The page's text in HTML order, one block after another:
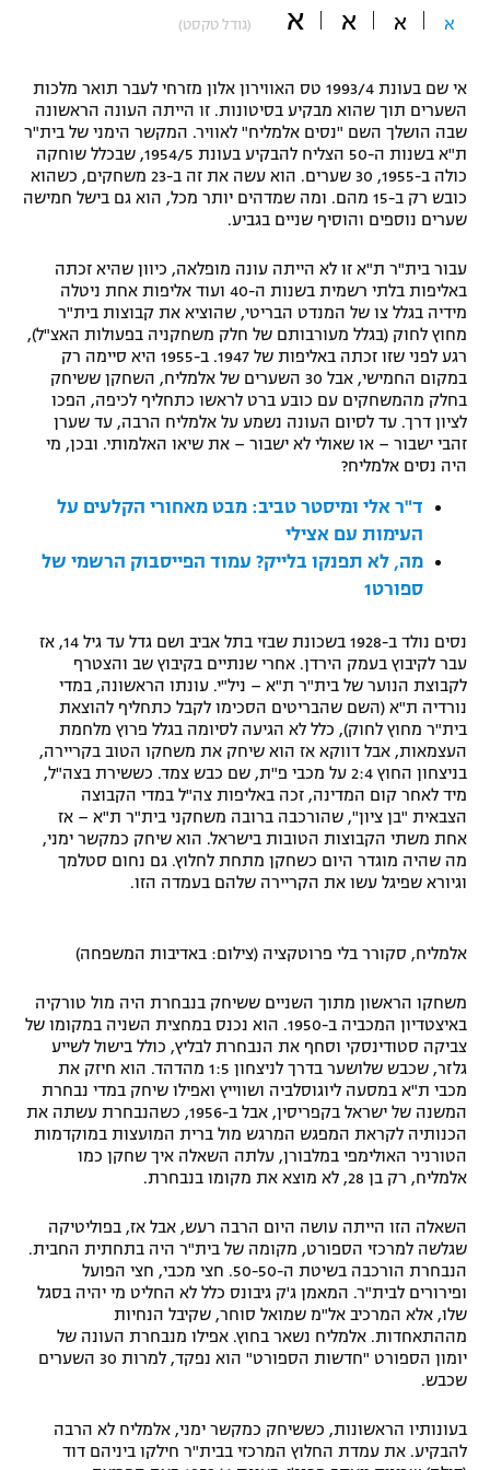
"מחצית בשכונה" – פודקאסט
משתתפים וזוכים בפרסים
תקנון משתתפים וזוכים בפרסים
תקנון עבור פעילות אלקטרה
תקנון עבור פעילות ספורט 1 – "מרלן"
טניס
תנאי שימוש
מדיניות פרטיות
תקנון פעילות ספורט 1
רשיון להקרנה פומבית לבית עסק
הצטרפות לחבילת הערוצים
תגיות
המגזין
ספורט מוטורי
כדורמים
פוטבול אמריקאי NFL
ספורט אתגרי ואקסטרים
אומנויות לחימה
גיימינג E-Sports
א א א א (גודל טקסט)
אי שם בעונת 1993/4 טס האווירון אלון מזרחי לעבר תואר מלכות
השערים תוך שהוא מבקיע בסיטונות. זו הייתה העונה הראשונה
שבה הושלך השם "נסים אלמליח" לאוויר. המקשר הימני של בית"ר
ת"א בשנות ה-50 הצליח להבקיע בעונת 1954/5, שבכלל שוחקה
כולה ב-1955, 30 שערים. הוא עשה את זה ב-23 משחקים, כשהוא
כובש רק ב-15 מהם. ומה שמדהים יותר מכל, הוא גם בישל חמישה
שערים נוספים והוסיף שניים בגביע.
עבור בית"ר ת"א זו לא הייתה עונה מופלאה, כיוון שהיא זכתה
באליפות בלתי רשמית בשנות ה-40 ועוד אליפות אחת ניטלה
מידיה בגלל צו של המנדט הבריטי, שהוציא את קבוצות בית"ר
מחוץ לחוק (בגלל מעורבותם של חלק משחקניה בפעולות האצ"ל),
רגע לפני שזו זכתה באליפות של 1947. ב-1955 היא סיימה רק
במקום החמישי, אבל 30 השערים של אלמליח, השחקן ששיחק
בחלק מהמשחקים עם כובע ברט לראשו כתחליף לכיפה, הפכו
לציון דרך. עד לסיום העונה נשמע על אלמליח הרבה, עד שערן
זהבי ישבור – או שאולי לא ישבור – את שיאו האלמותי. ובכן, מי
היה נסים אלמליח?
ד"ר אלי ומיסטר טביב: מבט מאחורי הקלעים על
העימות עם אצילי
מה, לא תפנקו בלייק? עמוד הפייסבוק הרשמי של
ספורט1
נסים נולד ב-1928 בשכונת שבזי בתל אביב ושם גדל עד גיל 14, אז
עבר לקיבוץ בעמק הירדן. אחרי שנתיים בקיבוץ שב והצטרף
לקבוצת הנוער של בית"ר ת"א – ניל"י. עונתו הראשונה, במדי
נורדיה ת"א (השם שהבריטים הסכימו לקבל כתחליף להוצאת
בית"ר מחוץ לחוק), כלל לא הגיעה לסיומה בגלל פרוץ מלחמת
העצמאות, אבל דווקא אז הוא שיחק את משחקו הטוב בקריירה,
בניצחון החוץ 2:4 על מכבי פ"ת, שם כבש צמד. כששירת בצה"ל,
מיד לאחר קום המדינה, זכה באליפות צה"ל במדי הקבוצה
הצבאית "בן ציון", שהורכבה ברובה משחקני בית"ר ת"א – אז
אחת משתי הקבוצות הטובות בישראל. הוא שיחק כמקשר ימני,
מה שהיה מוגדר היום כשחקן מתחת לחלוץ. גם נחום סטלמך
וגיורא שפיגל עשו את הקריירה שלהם בעמדה הזו.
אלמליח, סקורר בלי פרוטקציה (צילום: באדיבות המשפחה)
משחקו הראשון מתוך השניים ששיחק בנבחרת היה מול טורקיה
באיצטדיון המכביה ב-1950. הוא נכנס במחצית השניה במקומו של
צביקה סטודינסקי וסחף את הנבחרת לבליץ, כולל בישול לשייע
גלזר, שכבש שלושער בדרך לניצחון 1:5 מהדהד. הוא חיזק את
מכבי ת"א במסעה ליוגוסלביה ושווייץ ואפילו שיחק במדי נבחרת
המשנה של ישראל בקפריסין, אבל ב-1956, כשהנבחרת עשתה את
הכנותיה לקראת המפגש המרגש מול ברית המועצות במוקדמות
הטורניר האולימפי במלבורן, עלתה השאלה איך שחקן כמו
אלמליח, רק בן 28, לא מוצא את מקומו בנבחרת.
השאלה הזו הייתה עושה היום הרבה רעש, אבל אז, בפוליטיקה
שגלשה למרכזי הספורט, מקומה של בית"ר היה בתחתית החבית.
הנבחרת הורכבה בשיטת ה-50-50. חצי מכבי, חצי הפועל
ופירורים לבית"ר. המאמן ג'ק גיבונס כלל לא החליט מי יהיה בסגל
שלו, אלא המרכיב אל"מ שמואל סוחר, שקיבל הנחיות
מההתאחדות. אלמליח נשאר בחוץ. אפילו מנבחרת העונה של
יומון הספורט "חדשות הספורט" הוא נפקד, למרות 30 השערים
שכבש.
בעונותיו הראשונות, כששיחק כמקשר ימני, אלמליח לא הרבה
להבקיע. את עמדת החלוץ המרכזי בבית"ר חילקו ביניהם דוד